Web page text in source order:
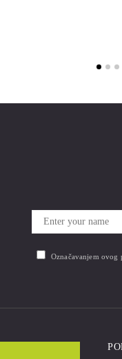
Označavanjem ovog